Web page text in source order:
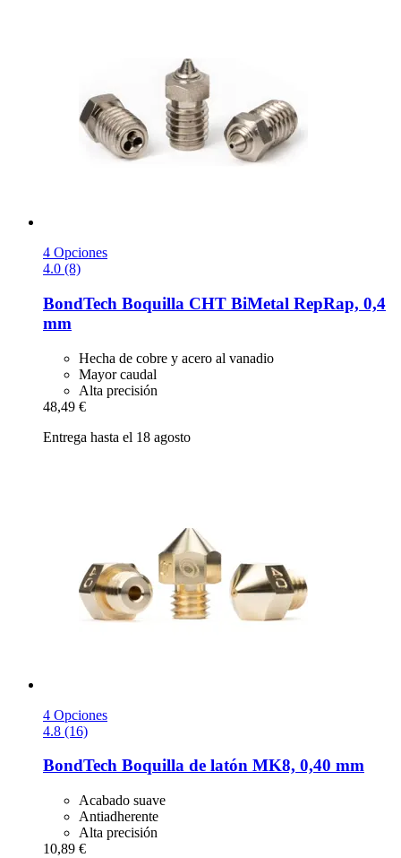
4 Opciones
4.0 (8)
BondTech Boquilla CHT BiMetal RepRap, 0,4
mm
Hecha de cobre y acero al vanadio
Mayor caudal
Alta precisión
48,49 €
Entrega hasta el 18 agosto
4 Opciones
4.8 (16)
BondTech Boquilla de latón MK8, 0,40 mm
Acabado suave
Antiadherente
Alta precisión
10,89 €